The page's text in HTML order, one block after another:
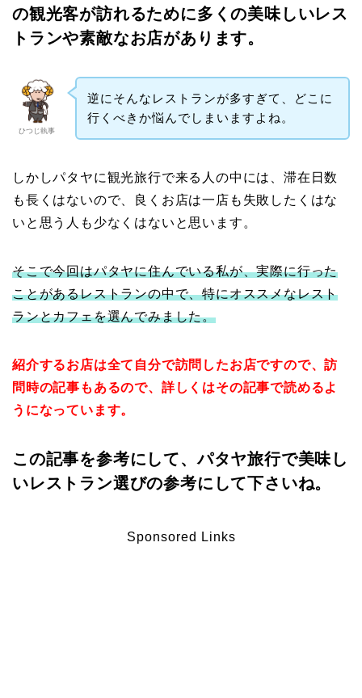
の観光客が訪れるために多くの美味しいレス
トランや素敵なお店があります。
ひつじ執事
逆にそんなレストランが多すぎて、どこに
行くべきか悩んでしまいますよね。
しかしパタヤに観光旅行で来る人の中には、滞在日数
も長くはないので、良くお店は一店も失敗したくはな
いと思う人も少なくはないと思います。
そこで今回はパタヤに住んでいる私が、実際に行った
ことがあるレストランの中で、特にオススメなレスト
ランとカフェを選んでみました。
紹介するお店は全て自分で訪問したお店ですので、訪
問時の記事もあるので、詳しくはその記事で読めるよ
うになっています。
この記事を参考にして、パタヤ旅行で美味し
いレストラン選びの参考にして下さいね。
Sponsored Links